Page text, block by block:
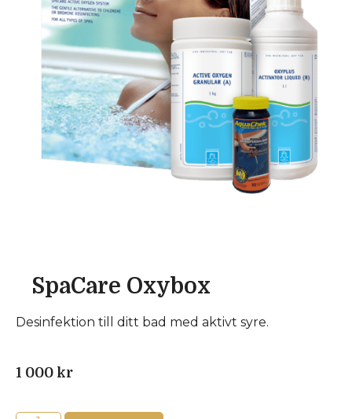
SpaCare Oxybox
Desinfektion till ditt bad med aktivt syre.
1 000 kr